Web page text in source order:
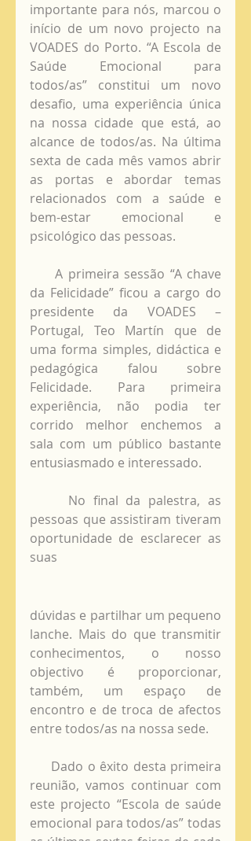
importante para nós, marcou o
início de um novo projecto na
VOADES do Porto. “A Escola de
Saúde Emocional para
todos/as” constitui um novo
desafio, uma experiência única
na nossa cidade que está, ao
alcance de todos/as. Na última
sexta de cada mês vamos abrir
as portas e abordar temas
relacionados com a saúde e
bem-estar emocional e
psicológico das pessoas.
     A primeira sessão “A chave
da Felicidade” ficou a cargo do
presidente da VOADES –
Portugal, Teo Martín que de
uma forma simples, didáctica e
pedagógica falou sobre
Felicidade. Para primeira
experiência, não podia ter
corrido melhor enchemos a
sala com um público bastante
entusiasmado e interessado.
pessoas que assistiram tiveram
oportunidade de esclarecer as
suas
dúvidas e partilhar um pequeno
lanche. Mais do que transmitir
conhecimentos, o nosso
objectivo é proporcionar,
também, um espaço de
encontro e de troca de afectos
entre todos/as na nossa sede.
reunião, vamos continuar com
este projecto “Escola de saúde
emocional para todos/as” todas